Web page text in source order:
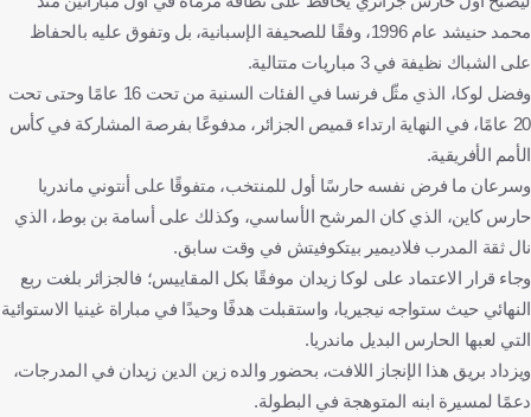
محمد حنيشد عام 1996، وفقًا للصحيفة الإسبانية، بل وتفوق عليه بالحفاظ
على الشباك نظيفة في 3 مباريات متتالية.
وفضل لوكا، الذي مثّل فرنسا في الفئات السنية من تحت 16 عامًا وحتى تحت
20 عامًا، في النهاية ارتداء قميص الجزائر، مدفوعًا بفرصة المشاركة في كأس
الأمم الأفريقية.
وسرعان ما فرض نفسه حارسًا أول للمنتخب، متفوقًا على أنتوني ماندريا
حارس كاين، الذي كان المرشح الأساسي، وكذلك على أسامة بن بوط، الذي
نال ثقة المدرب فلاديمير بيتكوفيتش في وقت سابق.
وجاء قرار الاعتماد على لوكا زيدان موفقًا بكل المقاييس؛ فالجزائر بلغت ربع
النهائي حيث ستواجه نيجيريا، واستقبلت هدفًا وحيدًا في مباراة غينيا الاستوائية
التي لعبها الحارس البديل ماندريا.
ويزداد بريق هذا الإنجاز اللافت، بحضور والده زين الدين زيدان في المدرجات،
دعمًا لمسيرة ابنه المتوهجة في البطولة.